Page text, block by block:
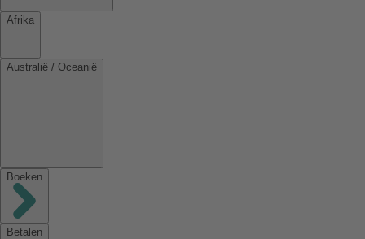
Afrika
Australië / Oceanië
Boeken
Betalen